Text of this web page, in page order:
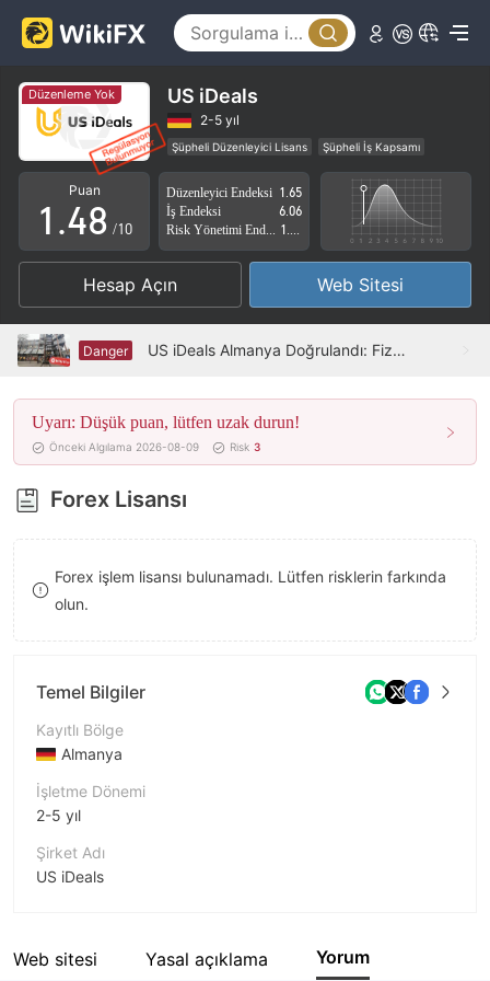
Düzenleme Yok US iDeals
2-5 yıl
Şüpheli Düzenleyici Lisans
Şüpheli İş Kapsamı
Yüksek düzeyde potansiyel risk
Puan
0
1
2
3
4
5
6
7
8
9
.
0
1
2
3
4
5
6
7
8
9
4
5
6
7
8
9
/10
Düzenleyici Endeksi 1.65
İş Endeksi
6.06
Hesap Açın Web Sitesi
Danger US iDeals Almanya Doğrulandı: Fiziksel Varlık Bulunamadı
Uyarı: Düşük puan, lütfen uzak durun!
Önceki Algılama 2026-08-09 Risk 3
Forex Lisansı
Forex işlem lisansı bulunamadı. Lütfen risklerin farkında
olun.
Temel Bilgiler
Kayıtlı Bölge
Almanya
İşletme Dönemi
2-5 yıl
Şirket Adı
US iDeals
Web sitesi Yasal açıklama Yorum